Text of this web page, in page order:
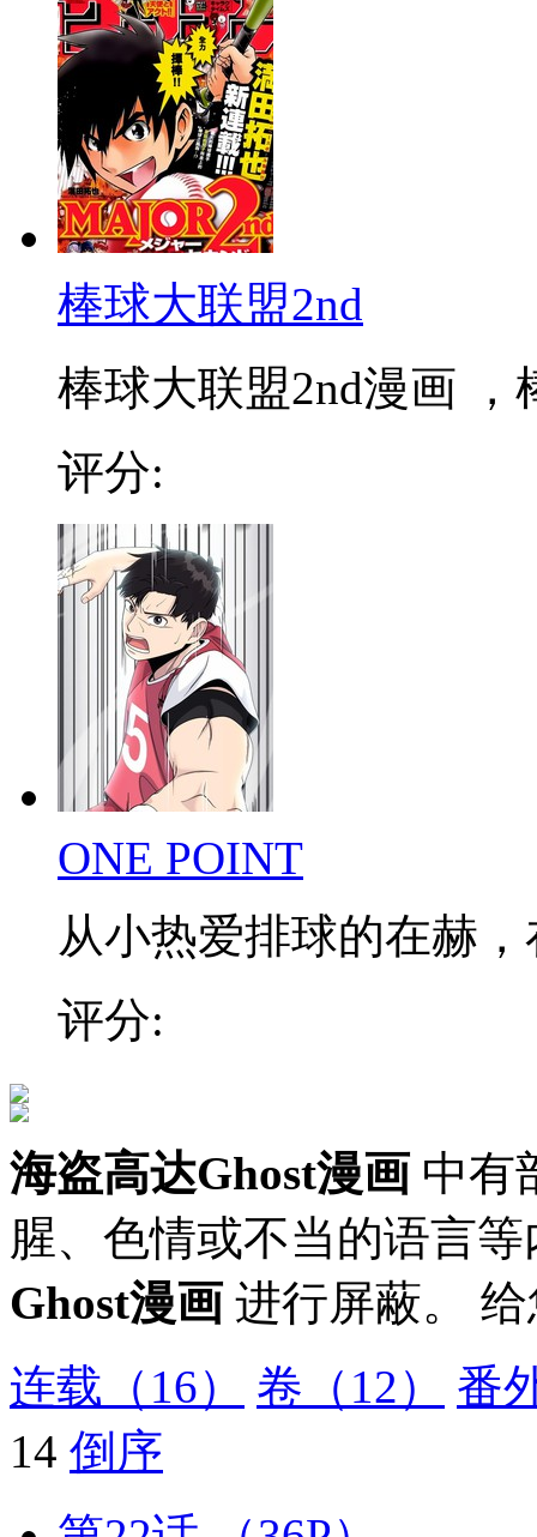
棒球大联盟2nd
棒球大联盟2nd漫画 ，
评分:
ONE POINT
从小热爱排球的在赫，
评分:
海盗高达Ghost漫画 中有
腥、色情或不当的语言
Ghost漫画 进行屏蔽。
连载 （16） 卷 （12）
番
14 倒序